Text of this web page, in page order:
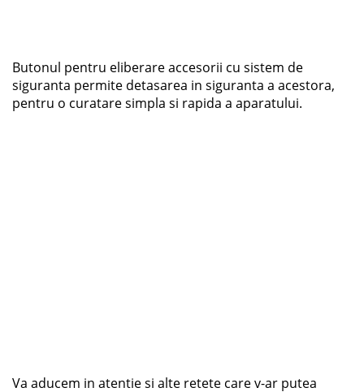
Butonul pentru eliberare accesorii cu sistem de
siguranta permite detasarea in siguranta a acestora,
pentru o curatare simpla si rapida a aparatului.
Va aducem in atentie si alte retete care v-ar putea